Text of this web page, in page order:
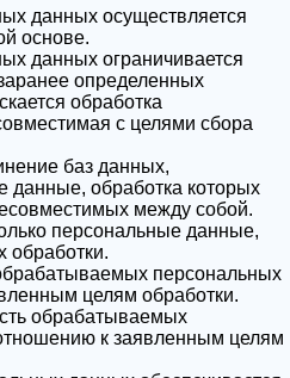
данных осуществляется
основе.
данных ограничивается
определенных
обработка
с целями сбора
баз данных,
обработка которых
между собой.
персональные данные,
обработки.
персональных
целям обработки.
обрабатываемых
к заявленным целям